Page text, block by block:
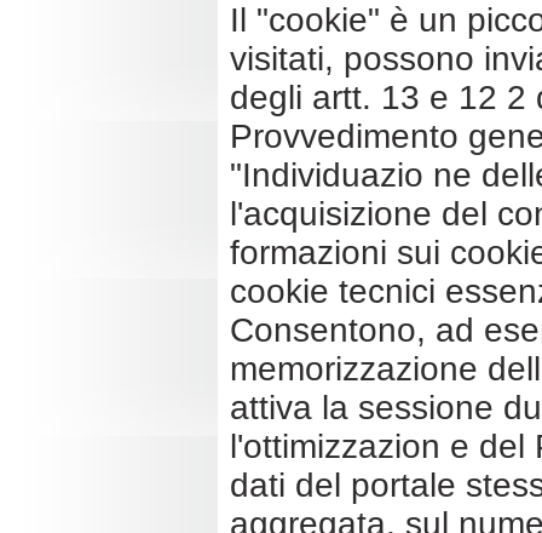
Il "cookie" è un
visitati, possono
degli artt. 13 e 12 2
Provvedimento
"Individuazio ne
l'acquisizione del
formazioni sui
cookie tecnici
Consentono, ad
memorizzazione
attiva la sessione
l'ottimizzazion e del
dati del portale
aggregata, sul